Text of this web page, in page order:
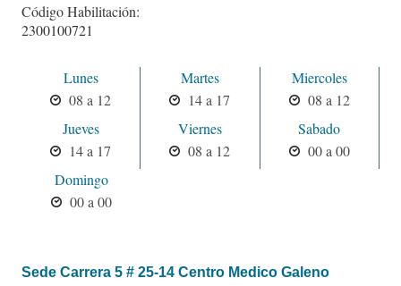
Código Habilitación:
2300100721
Lunes
08 a 12
Martes
14 a 17
Miercoles
08 a 12
Jueves
14 a 17
Viernes
08 a 12
Sabado
00 a 00
Domingo
00 a 00
Sede Carrera 5 # 25-14 Centro Medico Galeno